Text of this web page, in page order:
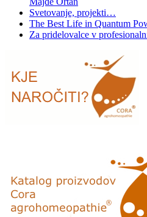
Svetovanje, projekti…
The Best Life in Quantum
Za pridelovalce v